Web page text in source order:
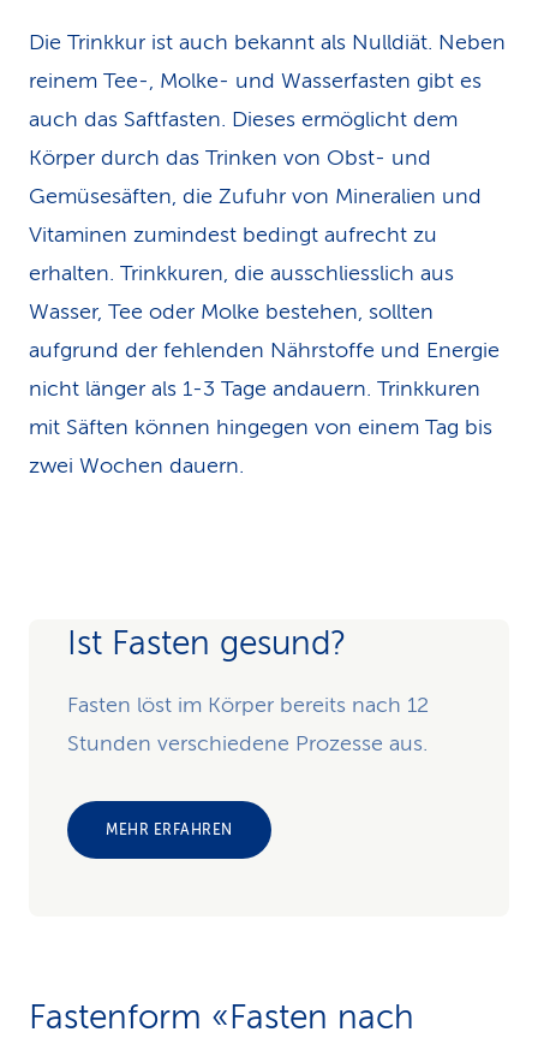
Die Trinkkur ist auch bekannt als Nulldiät. Neben
reinem Tee-, Molke- und Wasserfasten gibt es
auch das Saftfasten. Dieses ermöglicht dem
Körper durch das Trinken von Obst- und
Gemüsesäften, die Zufuhr von Mineralien und
Vitaminen zumindest bedingt aufrecht zu
erhalten. Trinkkuren, die ausschliesslich aus
Wasser, Tee oder Molke bestehen, sollten
aufgrund der fehlenden Nährstoffe und Energie
nicht länger als 1-3 Tage andauern. Trinkkuren
mit Säften können hingegen von einem Tag bis
zwei Wochen dauern.
Ist Fasten gesund?
Fasten löst im Körper bereits nach 12
Stunden verschiedene Prozesse aus.
MEHR ERFAHREN
Fastenform «Fasten nach